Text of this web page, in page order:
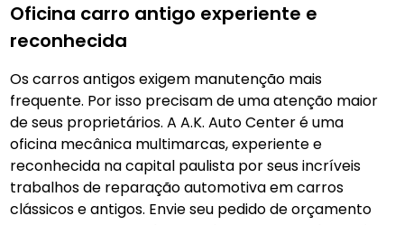
Oficina carro antigo experiente e
reconhecida
Os carros antigos exigem manutenção mais
frequente. Por isso precisam de uma atenção maior
de seus proprietários. A A.K. Auto Center é uma
oficina mecânica multimarcas, experiente e
reconhecida na capital paulista por seus incríveis
trabalhos de reparação automotiva em carros
clássicos e antigos. Envie seu pedido de orçamento